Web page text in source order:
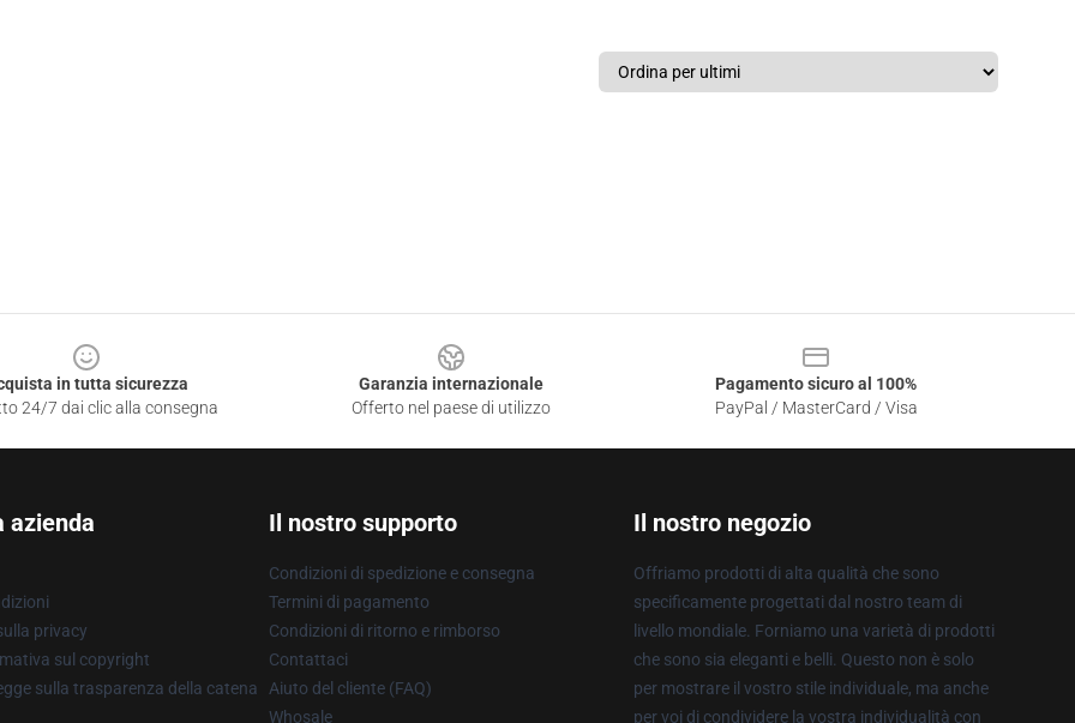
in tutta sicurezza
24/7 dai clic alla consegna
Garanzia internazionale
Offerto nel paese di utilizzo
Pagamento sicuro al 100%
PayPal / MasterCard / Visa
azienda
privacy
sul copyright
sulla trasparenza della catena
Il nostro supporto
Condizioni di spedizione e consegna
Termini di pagamento
Condizioni di ritorno e rimborso
Contattaci
Aiuto del cliente (FAQ)
Whosale
Il nostro negozio
Offriamo prodotti di alta qualità che sono
specificamente progettati dal nostro team di
livello mondiale. Forniamo una varietà di prodotti
che sono sia eleganti e belli. Questo non è solo
per mostrare il vostro stile individuale, ma anche
per voi di condividere la vostra individualità con